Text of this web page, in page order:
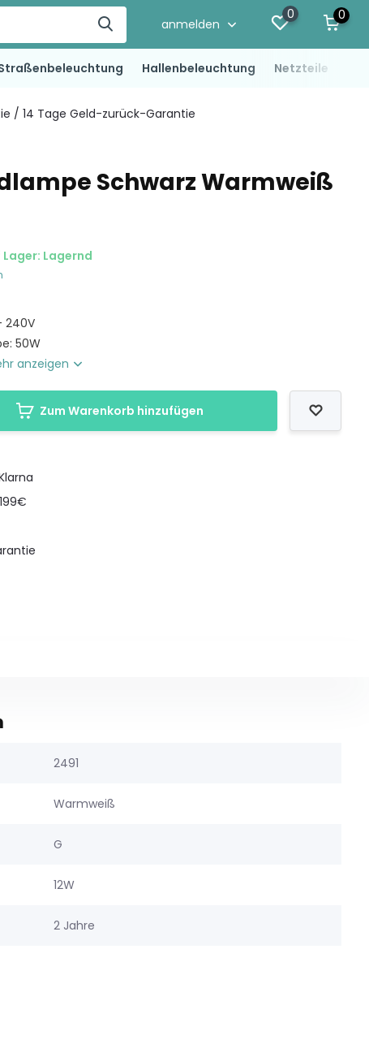
anmelden
0 0
Hallenbeleuchtung Netzteile
/ 14 Tage Geld-zurück-Garantie
Schwarz Warmweiß
Lager: Lagernd
240V
50W
anzeigen
Zum Warenkorb hinzufügen
2491
Warmweiß
G
12W
2 Jahre